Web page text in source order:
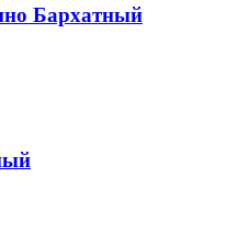
Бархатный